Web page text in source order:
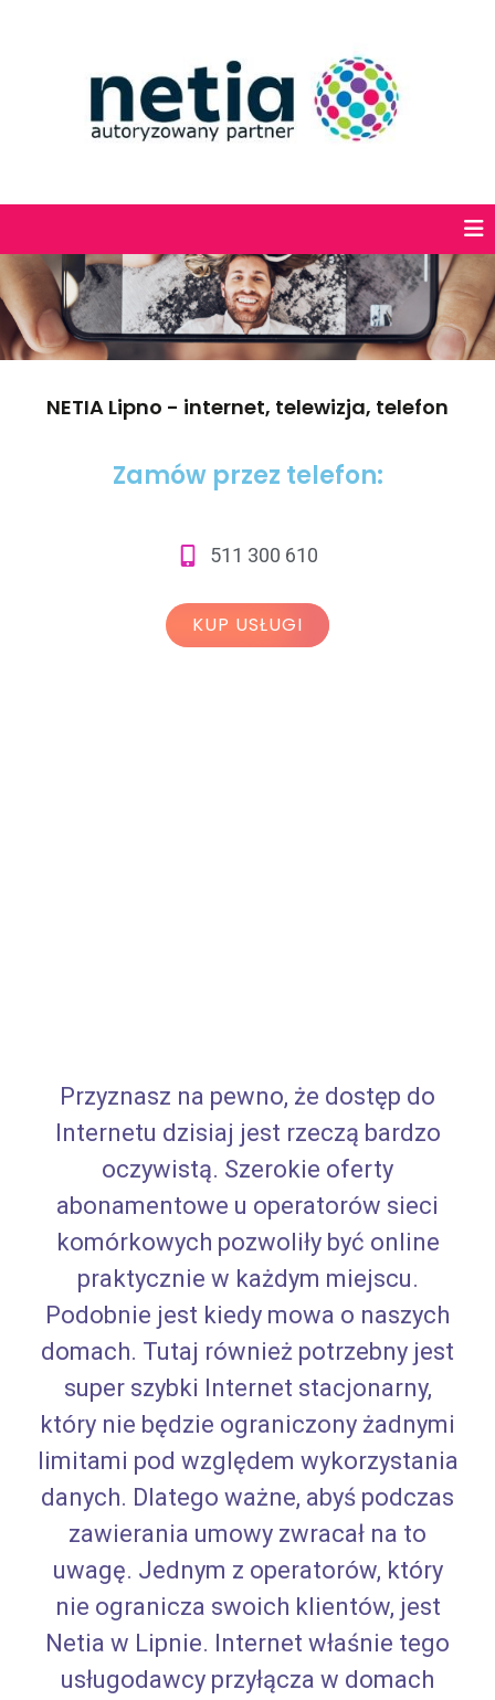
NETIA Lipno - internet, telewizja, telefon
Zamów przez telefon:
511 300 610
KUP USŁUGI
Przyznasz na pewno, że dostęp do
Internetu dzisiaj jest rzeczą bardzo
oczywistą. Szerokie oferty
abonamentowe u operatorów sieci
komórkowych pozwoliły być online
praktycznie w każdym miejscu.
Podobnie jest kiedy mowa o naszych
domach. Tutaj również potrzebny jest
super szybki Internet stacjonarny,
który nie będzie ograniczony żadnymi
limitami pod względem wykorzystania
danych. Dlatego ważne, abyś podczas
zawierania umowy zwracał na to
uwagę. Jednym z operatorów, który
nie ogranicza swoich klientów, jest
Netia w Lipnie. Internet właśnie tego
usługodawcy przyłącza w domach